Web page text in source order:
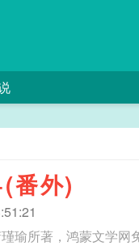
番外)
瑜所著，鸿蒙文学网